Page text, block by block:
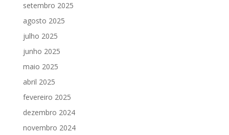
setembro 2025
agosto 2025
julho 2025
junho 2025
maio 2025
abril 2025
fevereiro 2025
dezembro 2024
novembro 2024